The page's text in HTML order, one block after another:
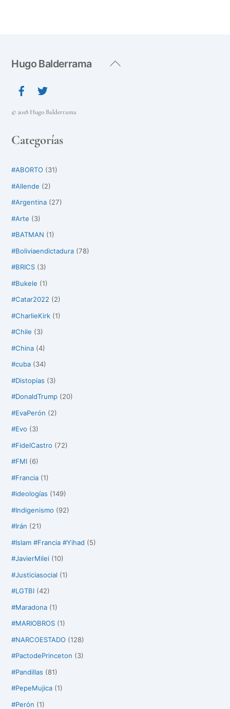
Back
Hugo Balderrama
© 2018 Hugo Balderrama
Categorías
#ABORTO (31)
#Allende (2)
#Argentina (27)
#Arte (3)
#BATMAN (1)
#Boliviaendictadura (78)
#BRICS (3)
#Bukele (1)
#Catar2022 (2)
#CharlieKirk (1)
#Chile (3)
#China (4)
#cuba (34)
#Distopías (3)
#DonaldTrump (20)
#EvaPerón (2)
#Evo (3)
#FidelCastro (72)
#FMI (6)
#Francia (1)
#ideologías (149)
#Indigenismo (92)
#Irán (21)
#Islam #Francia #Yihad (5)
#JavierMilei (10)
#Justiciasocial (1)
#LGTBI (42)
#Maradona (1)
#MARIOBROS (1)
#NARCOESTADO (128)
#PactodePrinceton (3)
#Pandillas (81)
#PepeMujica (1)
#Perón (1)